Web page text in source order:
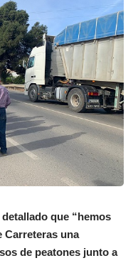
que “hemos
Carreteras una
de peatones junto a